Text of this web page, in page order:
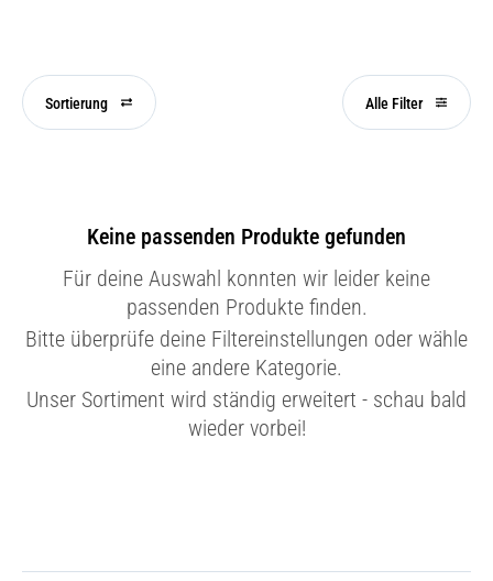
Sortierung Alle Filter
Keine passenden Produkte gefunden
Für deine Auswahl konnten wir leider keine
passenden Produkte finden.
Bitte überprüfe deine Filtereinstellungen oder wähle
eine andere Kategorie.
Unser Sortiment wird ständig erweitert - schau bald
wieder vorbei!